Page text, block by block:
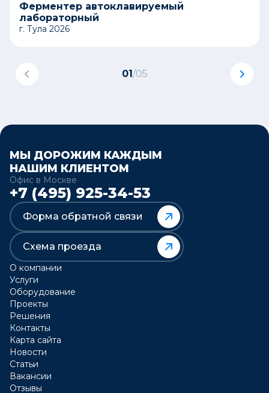
Ферментер автоклавируемый
лабораторный
г. Тула 2026
01 /05
МЫ ДОРОЖИМ КАЖДЫМ
НАШИМ КЛИЕНТОМ
Офис в Москве
+7 (495) 925-34-53
Форма обратной связи
Схема проезда
О компании
Услуги
Оборудование
Проекты
Решения
Контакты
Карта сайта
Новости
Статьи
Вакансии
Отзывы